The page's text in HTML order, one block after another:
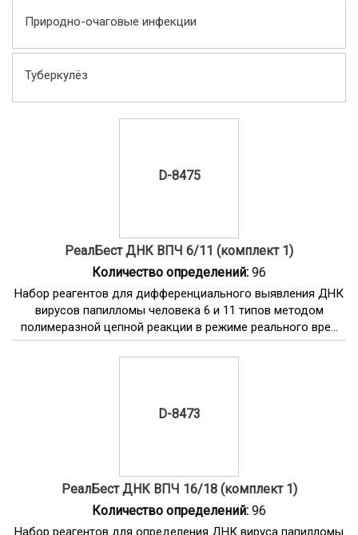
Природно-очаговые инфекции
Туберкулёз
D-8475
РеалБест ДНК ВПЧ 6/11 (комплект 1)
Количество определений: 96
Набор реагентов для дифференциального выявления ДНК
вирусов папилломы человека 6 и 11 типов методом
полимеразной цепной реакции в режиме реального вре...
D-8473
РеалБест ДНК ВПЧ 16/18 (комплект 1)
Количество определений: 96
Набор реагентов для определения ДНК вируса папилломы